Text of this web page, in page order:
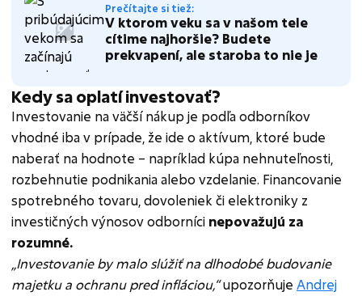
Prečítajte si tiež:
V ktorom veku sa v našom tele
cítime najhoršie? Budete
prekvapení, ale staroba to nie je
Kedy sa oplatí investovať?
Investovanie na väčší nákup je podľa odborníkov
vhodné iba v prípade, že ide o aktívum, ktoré bude
naberať na hodnote – napríklad kúpa nehnuteľnosti,
rozbehnutie podnikania alebo vzdelanie. Financovanie
spotrebného tovaru, dovoleniek či elektroniky z
investičných výnosov odborníci nepovažujú za
rozumné.
„Investovanie by malo slúžiť na dlhodobé budovanie
majetku a ochranu pred infláciou,“upozorňuje Andrej